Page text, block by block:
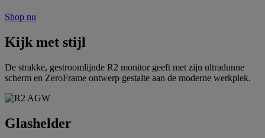
Shop nu
Kijk met stijl
De strakke, gestroomlijnde R2 monitor geeft met zijn ultradunne
scherm en ZeroFrame ontwerp gestalte aan de moderne werkplek.
Glashelder